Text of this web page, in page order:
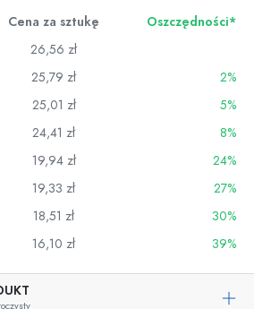
Cena za sztukę
Oszczędności*
26,56 zł
25,79 zł
2%
25,01 zł
5%
24,41 zł
8%
19,94 zł
24%
19,33 zł
27%
18,51 zł
30%
16,10 zł 39%